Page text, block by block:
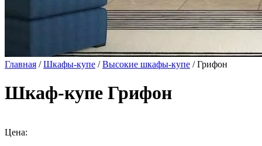
Главная /Шкафы-купе /Высокие шкафы-купе / Грифон
Шкаф-купе Грифон
Цена: